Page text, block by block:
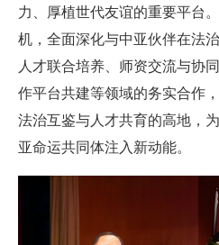
力、厚植世代友谊的重要平台
机，全面深化与中亚伙伴在法
人才联合培养、师资交流与协
作平台共建等领域的务实合作
法治互鉴与人才共育的高地，
亚命运共同体注入新动能。